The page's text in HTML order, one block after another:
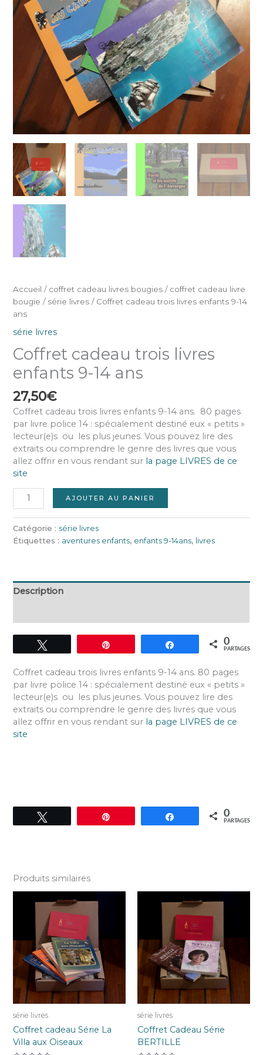
Accueil / coffret cadeau livres bougies / coffret cadeau livre
bougie / série livres / Coffret cadeau trois livres enfants 9-14
ans
série livres
Coffret cadeau trois livres
enfants 9-14 ans
27,50€
Coffret cadeau trois livres enfants 9-14 ans. 80 pages
par livre police 14 : spécialement destiné eux « petits »
lecteur(e)s ou les plus jeunes. Vous pouvez lire des
extraits ou comprendre le genre des livres que vous
allez offrir en vous rendant sur la page LIVRES de ce
site
AJOUTER AU PANIER
Catégorie : série livres
Étiquettes : aventures enfants, enfants 9-14ans, livres
Description
Partagez 0
PARTAGES
Coffret cadeau trois livres enfants 9-14 ans. 80 pages
par livre police 14 : spécialement destiné eux « petits »
lecteur(e)s ou les plus jeunes. Vous pouvez lire des
extraits ou comprendre le genre des livres que vous
allez offrir en vous rendant sur la page LIVRES de ce
site
Partagez 0
PARTAGES
Produits similaires
série livres
Coffret cadeau Série La
Villa aux Oiseaux
série livres
Coffret Cadeau Série
BERTILLE